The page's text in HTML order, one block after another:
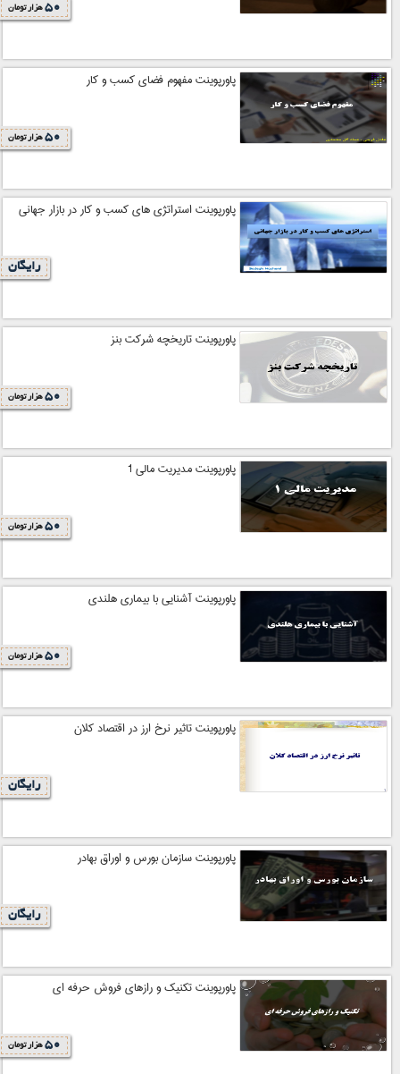
50 هزار تومان
پاورپوینت مفهوم فضای کسب و کار
50 هزار تومان
پاورپوینت استراتژی های کسب و کار در بازار جهانی
رایگان
پاورپوینت تاریخچه شرکت بنز
50 هزار تومان
پاورپوینت مدیریت مالی 1
50 هزار تومان
پاورپوینت آشنایی با بیماری هلندی
50 هزار تومان
پاورپوینت تاثیر نرخ ارز در اقتصاد کلان
رایگان
پاورپوینت سازمان بورس و اوراق بهادر
رایگان
پاورپوینت تکنیک و رازهای فروش حرفه ای
50 هزار تومان